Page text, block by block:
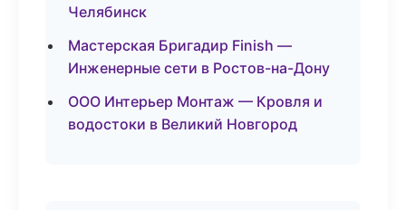
Челябинск
Мастерская Бригадир Finish —
Инженерные сети в Ростов-на-Дону
ООО Интерьер Монтаж — Кровля и
водостоки в Великий Новгород